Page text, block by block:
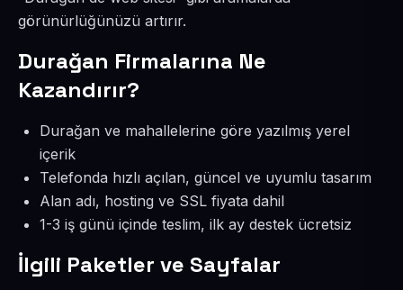
görünürlüğünüzü artırır.
Durağan Firmalarına Ne
Kazandırır?
Durağan ve mahallelerine göre yazılmış yerel
içerik
Telefonda hızlı açılan, güncel ve uyumlu tasarım
Alan adı, hosting ve SSL fiyata dahil
1-3 iş günü içinde teslim, ilk ay destek ücretsiz
İlgili Paketler ve Sayfalar